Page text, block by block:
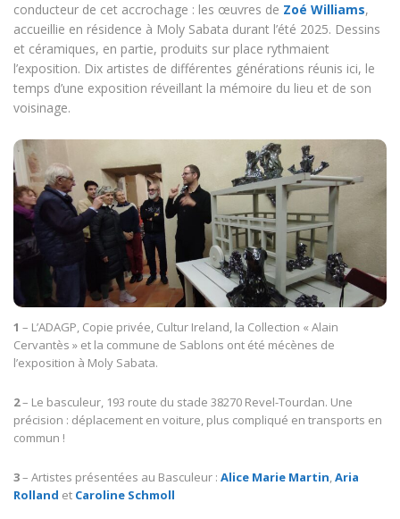
conducteur de cet accrochage : les œuvres de Zoé Williams,
accueillie en résidence à Moly Sabata durant l’été 2025. Dessins
et céramiques, en partie, produits sur place rythmaient
l’exposition. Dix artistes de différentes générations réunis ici, le
temps d’une exposition réveillant la mémoire du lieu et de son
voisinage.
1 – L’ADAGP, Copie privée, Cultur Ireland, la Collection « Alain
Cervantès » et la commune de Sablons ont été mécènes de
l’exposition à Moly Sabata.
2– Le basculeur, 193 route du stade 38270 Revel-Tourdan. Une
précision : déplacement en voiture, plus compliqué en transports en
commun !
3– Artistes présentées au Basculeur : Alice Marie Martin,Aria
Rolland et Caroline Schmoll